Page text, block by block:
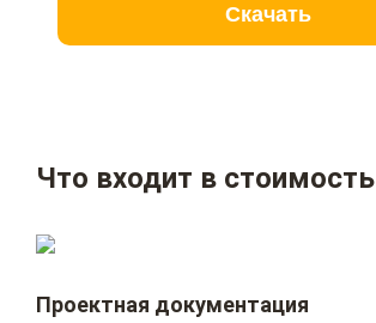
Скачать
Что входит в стоимость
Проектная документация